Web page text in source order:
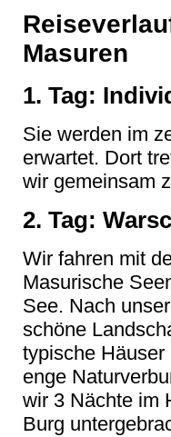
Masuren
1. Tag:
Sie werden im
erwartet. Dort
wir gemeinsam
2. Tag:
Wir fahren mit
Masurische
See. Nach
schöne
typische
enge
wir 3 Nächte im
Burg